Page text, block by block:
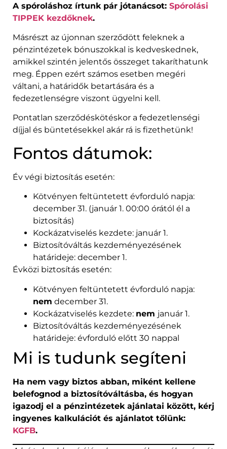
A spóroláshoz írtunk pár jótanácsot: Spórolási
TIPPEK kezdőknek.
Másrészt az újonnan szerződött feleknek a
pénzintézetek bónuszokkal is kedveskednek,
amikkel szintén jelentős összeget takaríthatunk
meg. Éppen ezért számos esetben megéri
váltani, a határidők betartására és a
fedezetlenségre viszont ügyelni kell.
Pontatlan szerződéskötéskor a fedezetlenségi
díjjal és büntetésekkel akár rá is fizethetünk!
Fontos dátumok:
Év végi biztosítás esetén:
Kötvényen feltüntetett évforduló napja:
december 31. (január 1. 00:00 órától él a
biztosítás)
Kockázatviselés kezdete: január 1.
Biztosítóváltás kezdeményezésének
határideje: december 1.
Évközi biztosítás esetén:
Kötvényen feltüntetett évforduló napja:
nem december 31.
Kockázatviselés kezdete: nem január 1.
Biztosítóváltás kezdeményezésének
határideje: évforduló előtt 30 nappal
Mi is tudunk segíteni
Ha nem vagy biztos abban, miként kellene
belefognod a biztosítóváltásba, és hogyan
igazodj el a pénzintézetek ajánlatai között, kérj
ingyenes kalkulációt és ajánlatot tőlünk:
KGFB.